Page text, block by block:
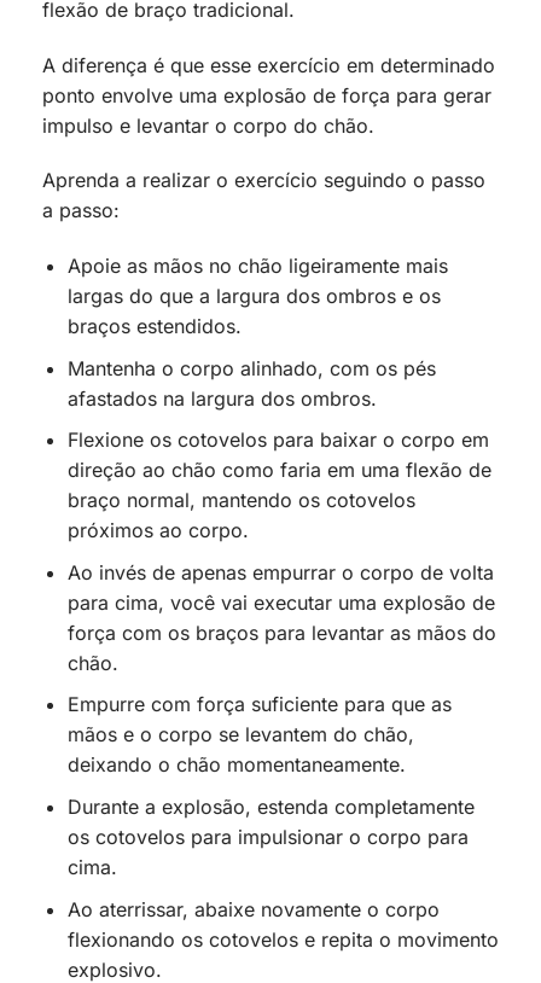
flexão de braço tradicional.
A diferença é que esse exercício em determinado
ponto envolve uma explosão de força para gerar
impulso e levantar o corpo do chão.
Aprenda a realizar o exercício seguindo o passo
a passo:
Apoie as mãos no chão ligeiramente mais
largas do que a largura dos ombros e os
braços estendidos.
Mantenha o corpo alinhado, com os pés
afastados na largura dos ombros.
Flexione os cotovelos para baixar o corpo em
direção ao chão como faria em uma flexão de
braço normal, mantendo os cotovelos
próximos ao corpo.
Ao invés de apenas empurrar o corpo de volta
para cima, você vai executar uma explosão de
força com os braços para levantar as mãos do
chão.
Empurre com força suficiente para que as
mãos e o corpo se levantem do chão,
deixando o chão momentaneamente.
Durante a explosão, estenda completamente
os cotovelos para impulsionar o corpo para
cima.
Ao aterrissar, abaixe novamente o corpo
flexionando os cotovelos e repita o movimento
explosivo.